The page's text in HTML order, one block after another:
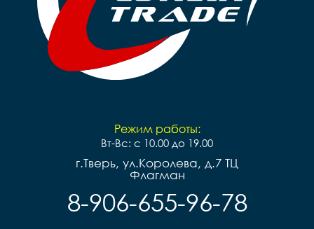
Режим работы:
Вт-Вс: с 10.00 до 19.00
г.Тверь, ул.Королева, д.7 ТЦ
Флагман
8-906-655-96-78